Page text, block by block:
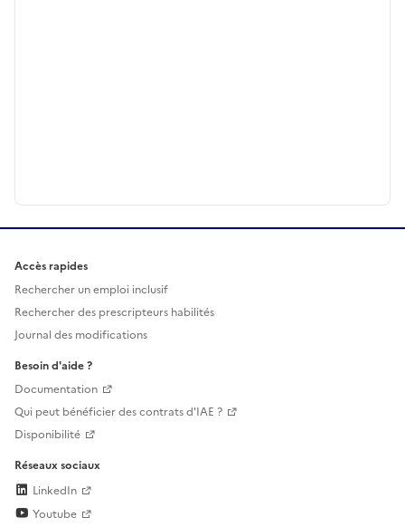
Accès rapides
Rechercher un emploi inclusif
Rechercher des prescripteurs habilités
Journal des modifications
Besoin d'aide ?
Documentation
Qui peut bénéficier des contrats d'IAE ?
Disponibilité
Réseaux sociaux
LinkedIn
Youtube